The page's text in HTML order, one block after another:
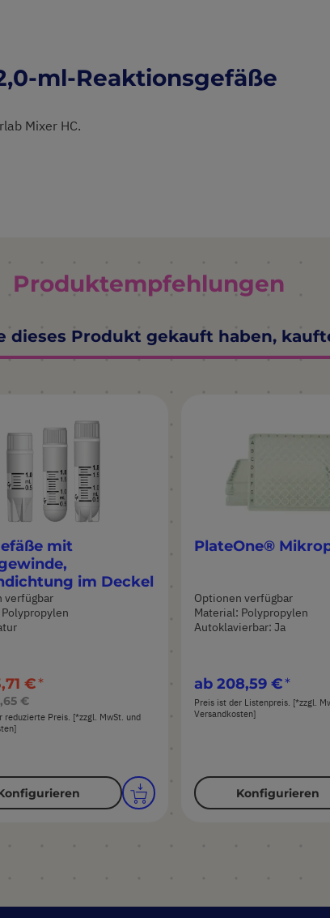
ml-Reaktionsgefäße
Mixer HC.
Produktempfehlungen
dieses Produkt gekauft haben,
mit
im Deckel
verfügbar
€
€
reduzierte Preis. [*zzgl. MwSt. und
PlateOne®
Optionen verfügbar
Material: Polypropylen
Autoklavierbar: Ja
ab 208,59 €
Preis ist der Listenpreis. [*zzgl.
Versandkosten]
Konfigurieren